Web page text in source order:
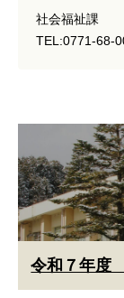
令和７年度
社会福祉課
TEL:0771-68-